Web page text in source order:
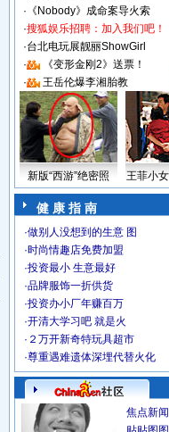
· 《Nobody》成命案导火索
·搜狐娱乐招聘：加入我们吧！
·台北电玩展靓丽ShowGirl
·
《变形金刚2》送票！
·
王岳伦爆李湘胎教
新版“西游”绝密照 王菲小
健 康 指 南
·做别人没想到的生意 图
·时尚情趣店免费加盟
·投资最小 生意最好
·品牌服饰一折供货
·投资办小厂年赚百万
·开清大学习吧 就是火
· ２万开新奇特玩具超市
·尊重遇难遗体深埋代替火化
焦点新闻